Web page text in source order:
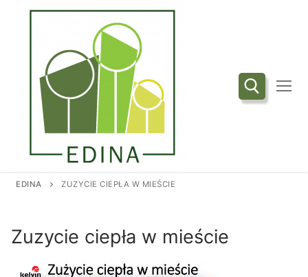
Przejdź
Szukaj:
EDINA ZUZYCIE CIEPŁA W MIEŚCIE
Zuzycie ciepła w mieście